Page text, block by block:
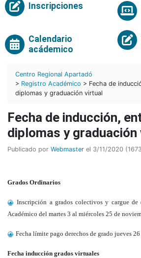
Inscripciones
Calendario
acádemico
Centro Regional Apartadó
> Registro Académico > Fecha de
diplomas y graduación virtual
Fecha de inducción,
diplomas y
Publicado por Webmaster el 3/11/2020
Grados Ordinarios
Inscripción a grados colectivos y cargue de
Académico del martes 3 al miércoles 25 de
Fecha límite pago derechos de grado jueves
Fecha inducción grados virtuales